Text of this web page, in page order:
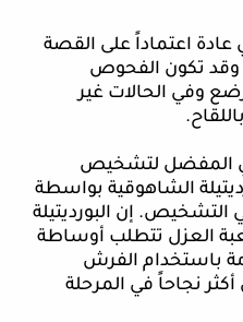
اعتماداً على القصة
وقد تكون الفحوص
وفي الحالات غير
المفضل لتشخيص
الشاهوقية بواسطة
التشخيص. إن البورديتيلة
العزل تتطلب أوساطة
باستخدام الفرش
نجاحاً في المرحلة